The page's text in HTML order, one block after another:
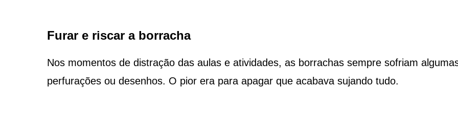
Furar e riscar a borracha
Nos momentos de distração das aulas e atividades, as borrachas sempre sofriam
perfurações ou desenhos. O pior era para apagar que acabava sujando tudo.